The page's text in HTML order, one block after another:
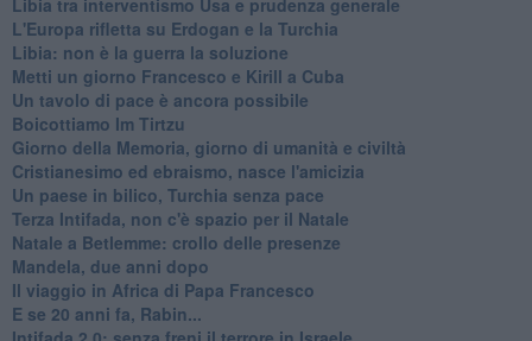
L'Europa rifletta su Erdogan e la Turchia
Libia: non è la guerra la soluzione
Metti un giorno Francesco e Kirill a Cuba
Un tavolo di pace è ancora possibile
Boicottiamo Im Tirtzu
Giorno della Memoria, giorno di umanità e civiltà
Cristianesimo ed ebraismo, nasce l'amicizia
Un paese in bilico, Turchia senza pace
Terza Intifada, non c'è spazio per il Natale
Natale a Betlemme: crollo delle presenze
Mandela, due anni dopo
Il viaggio in Africa di Papa Francesco
E se 20 anni fa, Rabin...